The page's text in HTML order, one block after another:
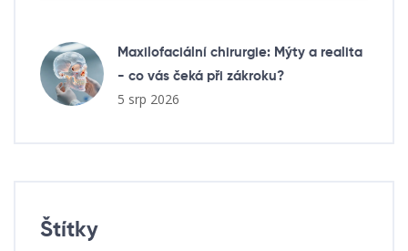
Maxilofaciální chirurgie: Mýty a realita
- co vás čeká při zákroku?
5 srp 2026
Štítky